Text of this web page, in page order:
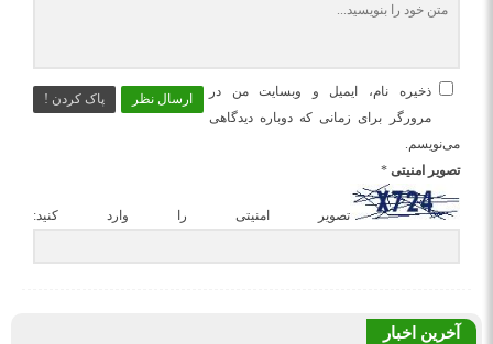
ارسال نظر پاک کردن !
ذخیره نام، ایمیل و وبسایت من در
مرورگر برای زمانی که دوباره دیدگاهی
می‌نویسم.
تصویر امنیتی *
تصویر امنیتی را وارد کنید:
آخرین اخبار